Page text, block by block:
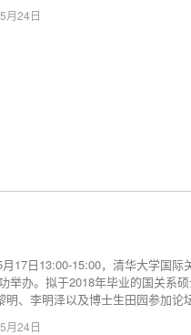
月24日
月17日13:00-15:00，清华大学国
举办。拟于2018年毕业的国关系
明、李明泽以及博士生田园参加论
月24日